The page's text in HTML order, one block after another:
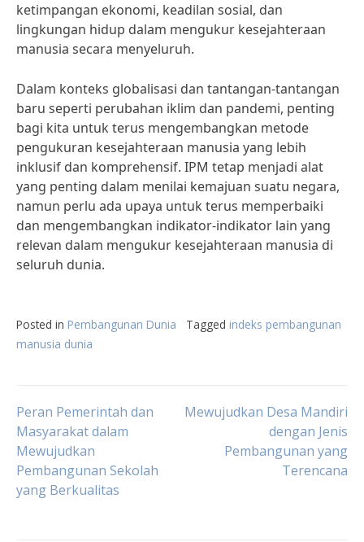
ketimpangan ekonomi, keadilan sosial, dan
lingkungan hidup dalam mengukur kesejahteraan
manusia secara menyeluruh.
Dalam konteks globalisasi dan tantangan-tantangan
baru seperti perubahan iklim dan pandemi, penting
bagi kita untuk terus mengembangkan metode
pengukuran kesejahteraan manusia yang lebih
inklusif dan komprehensif. IPM tetap menjadi alat
yang penting dalam menilai kemajuan suatu negara,
namun perlu ada upaya untuk terus memperbaiki
dan mengembangkan indikator-indikator lain yang
relevan dalam mengukur kesejahteraan manusia di
seluruh dunia.
Posted in Pembangunan Dunia Tagged indeks pembangunan
manusia dunia
Post
navigation
Peran Pemerintah dan
Masyarakat dalam
Mewujudkan
Pembangunan Sekolah
yang Berkualitas
Mewujudkan Desa Mandiri
dengan Jenis
Pembangunan yang
Terencana